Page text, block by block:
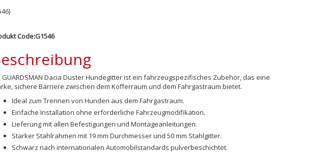
Code:G1546
GUARDSMAN Dacia Duster Hundegitter ist ein fahrzeugspezifisches Zubehör, das eine
sichere Barriere zwischen dem Kofferraum und dem Fahrgastraum bietet.
Ideal zum Trennen von Hunden aus dem Fahrgastraum.
Einfache Installation ohne erforderliche Fahrzeugmodifikation.
Lieferung mit allen Befestigungen und Montageanleitungen.
Starker Stahlrahmen mit 19 mm Durchmesser und 50 mm Stahlgitter.
Schwarz nach internationalen Automobilstandards pulverbeschichtet.